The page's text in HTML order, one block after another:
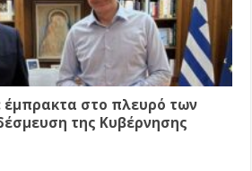
έμπρακτα στο πλευρό των
της Κυβέρνησης